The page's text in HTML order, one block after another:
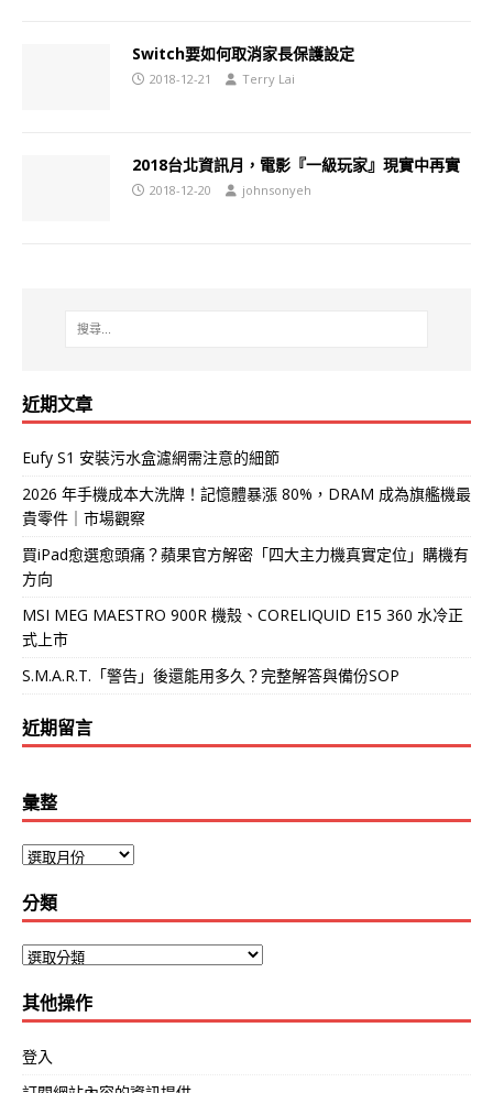
Switch要如何取消家長保護設定
2018-12-21 Terry Lai
2018台北資訊月，電影『一級玩家』現實中再實
2018-12-20 johnsonyeh
近期文章
Eufy S1 安裝污水盒濾網需注意的細節
2026 年手機成本大洗牌！記憶體暴漲 80%，DRAM 成為旗艦機最
貴零件｜市場觀察
買iPad愈選愈頭痛？蘋果官方解密「四大主力機真實定位」購機有
方向
MSI MEG MAESTRO 900R 機殼、CORELIQUID E15 360 水冷正
式上市
S.M.A.R.T.「警告」後還能用多久？完整解答與備份SOP
近期留言
彙整
分類
其他操作
登入